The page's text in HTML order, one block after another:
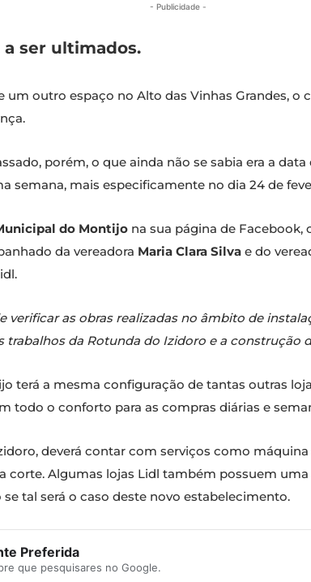
- Publicidade -
ser ultimados.
um outro espaço no Alto das Vinhas Grandes,
porém, o que ainda não se sabia era a
semana, mais especificamente no dia 24 de
do Montijo na sua página de Facebook,
da vereadora Maria Clara Silva e do
verificar as obras realizadas no âmbito de
da Rotunda do Izidoro e a construção
terá a mesma configuração de tantas outras
todo o conforto para as compras diárias e
deverá contar com serviços como
corte. Algumas lojas Lidl também possuem
tal será o caso deste novo estabelecimento.
Preferida
que pesquisares no Google.